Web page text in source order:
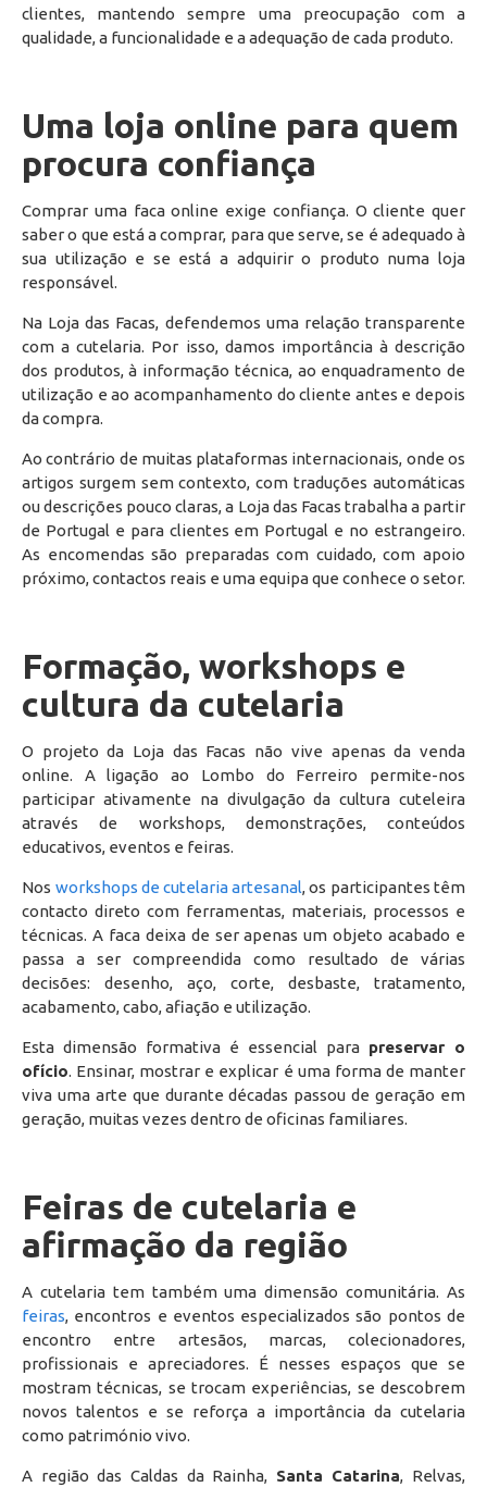
clientes, mantendo sempre uma preocupação com a
qualidade, a funcionalidade e a adequação de cada produto.
Uma loja online para quem
procura confiança
Comprar uma faca online exige confiança. O cliente quer
saber o que está a comprar, para que serve, se é adequado à
sua utilização e se está a adquirir o produto numa loja
responsável.
Na Loja das Facas, defendemos uma relação transparente
com a cutelaria. Por isso, damos importância à descrição
dos produtos, à informação técnica, ao enquadramento de
utilização e ao acompanhamento do cliente antes e depois
da compra.
Ao contrário de muitas plataformas internacionais, onde os
artigos surgem sem contexto, com traduções automáticas
ou descrições pouco claras, a Loja das Facas trabalha a partir
de Portugal e para clientes em Portugal e no estrangeiro.
As encomendas são preparadas com cuidado, com apoio
próximo, contactos reais e uma equipa que conhece o setor.
Formação, workshops e
cultura da cutelaria
O projeto da Loja das Facas não vive apenas da venda
online. A ligação ao Lombo do Ferreiro permite-nos
participar ativamente na divulgação da cultura cuteleira
através de workshops, demonstrações, conteúdos
educativos, eventos e feiras.
Nos workshops de cutelaria artesanal, os participantes têm
contacto direto com ferramentas, materiais, processos e
técnicas. A faca deixa de ser apenas um objeto acabado e
passa a ser compreendida como resultado de várias
decisões: desenho, aço, corte, desbaste, tratamento,
acabamento, cabo, afiação e utilização.
Esta dimensão formativa é essencial para preservar o
ofício. Ensinar, mostrar e explicar é uma forma de manter
viva uma arte que durante décadas passou de geração em
geração, muitas vezes dentro de oficinas familiares.
Feiras de cutelaria e
afirmação da região
A cutelaria tem também uma dimensão comunitária. As
feiras, encontros e eventos especializados são pontos de
encontro entre artesãos, marcas, colecionadores,
profissionais e apreciadores. É nesses espaços que se
mostram técnicas, se trocam experiências, se descobrem
novos talentos e se reforça a importância da cutelaria
como património vivo.
A região das Caldas da Rainha, Santa Catarina, Relvas,